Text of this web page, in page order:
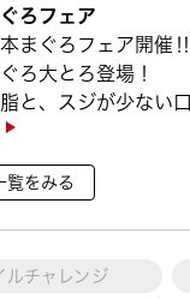
ろフェア
まぐろフェア開催
ろ大とろ登場！
と、スジが少ない
島で育った高級魚
覧をみる
ルチャレンジ